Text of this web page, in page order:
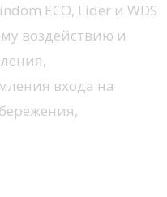
ECO, Lider и WDS
воздействию и
входа на